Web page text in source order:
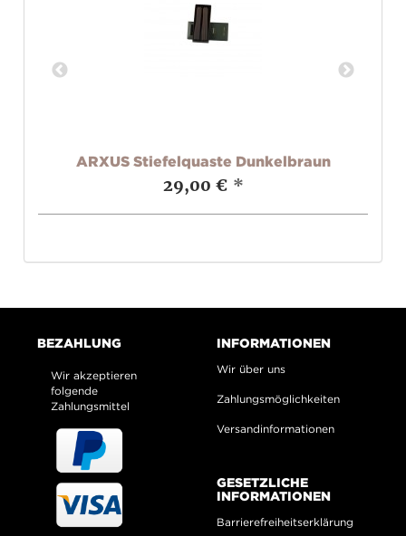
ARXUS Stiefelquaste Dunkelbraun
29,00 € *
BEZAHLUNG
Wir akzeptieren
folgende
Zahlungsmittel
INFORMATIONEN
Wir über uns
Zahlungsmöglichkeiten
Versandinformationen
GESETZLICHE
INFORMATIONEN
Barrierefreiheitserklärung